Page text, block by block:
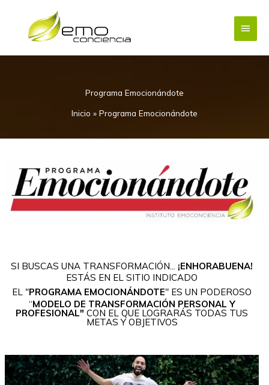
contenido
Menú
Programa Emocionándote
Inicio » Programa Emocionándote
SI BUSCAS UNA TRANSFORMACIÓN... ¡ENHORABUENA!
ESTÁS EN EL SITIO INDICADO
EL "PROGRAMA EMOCIONÁNDOTE" ES UN PODEROSO
“MODELO DE TRANSFORMACIÓN PERSONAL Y
PROFESIONAL" CON EL QUE LOGRARÁS TODAS TUS
METAS Y OBJETIVOS